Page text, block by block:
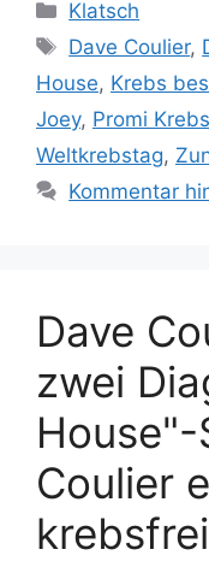
Kategorien
Klatsch
Schlagwörter
Dave Coulier,
House, Krebs
Joey, Promi Krebs
Weltkrebstag,
Kommentar
Dave
zwei
House"-
Coulier
krebsfrei